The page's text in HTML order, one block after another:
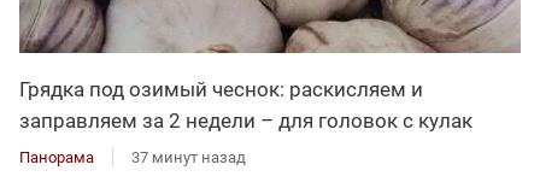
Грядка под озимый чеснок: раскисляем и
заправляем за 2 недели – для головок с кулак
Панорама 37 минут назад